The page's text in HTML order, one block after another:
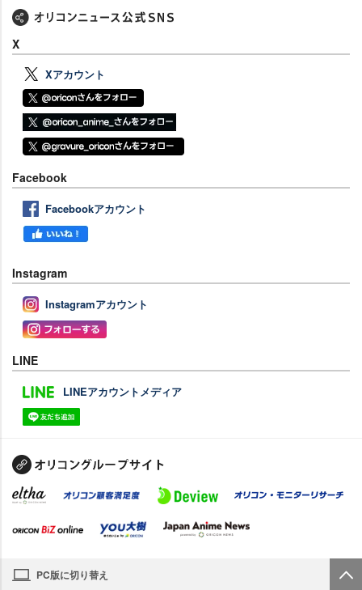
X
Xアカウント
Facebook
Facebookアカウント
Instagram
Instagramアカウント
LINE
LINEアカウントメディア
PC版に切り替え